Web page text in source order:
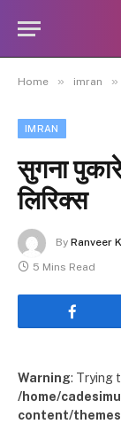
Home » imran »
IMRAN
सुगना
लिरिक्स
By Ranveer
5 Mins Read
Warning: Trying
/home/
content/